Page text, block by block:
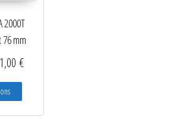
2000T
mm
€Plage de prix : 53,00 € à 171,00 €